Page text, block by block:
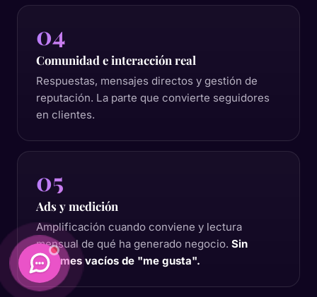
04
Comunidad e interacción real
Respuestas, mensajes directos y gestión de
reputación. La parte que convierte seguidores
en clientes.
05
Ads y medición
Amplificación cuando conviene y lectura
mensual de qué ha generado negocio. Sin
informes vacíos de "me gusta".